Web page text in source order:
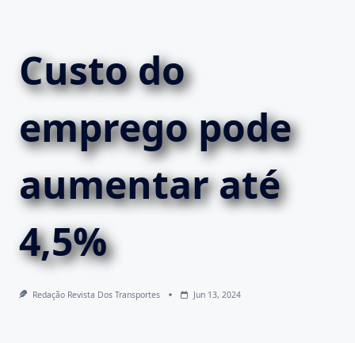
Custo do
emprego pode
aumentar até
4,5%
Redação Revista Dos Transportes Jun 13, 2024